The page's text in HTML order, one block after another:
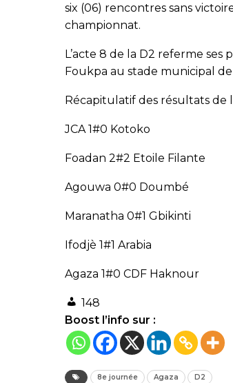
six (06) rencontres sans
championnat.
L’acte 8 de la D2 referme
Foukpa au stade municipal
Récapitulatif des résultats de
JCA 1#0 Kotoko
Foadan 2#2 Etoile Filante
Agouwa 0#0 Doumbé
Maranatha 0#1 Gbikinti
Ifodjè 1#1 Arabia
Agaza 1#0 CDF Haknour
148
Boost l’info sur :
8e journée Agaza D2